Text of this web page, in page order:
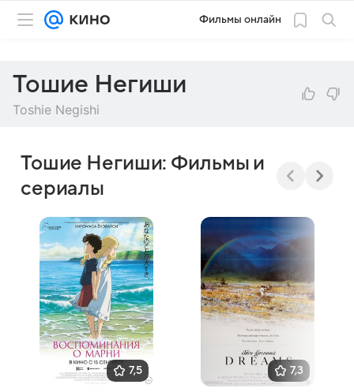
Фильмы онлайн
Тошие Негиши
Toshie Negishi
Тошие Негиши: Фильмы и
сериалы
7,5 7,3